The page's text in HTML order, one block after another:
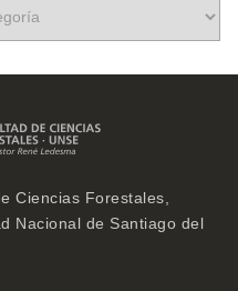
Ciencias Forestales,
Nacional de Santiago del